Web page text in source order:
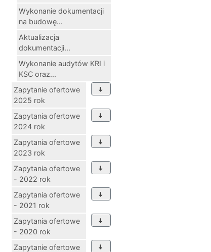
Wykonanie dokumentacji
na budowę...
Aktualizacja
dokumentacji...
Wykonanie audytów KRI i
KSC oraz...
Zapytanie ofertowe
2025 rok
Zapytania ofertowe
2024 rok
Zapytania ofertowe
2023 rok
Zapytania ofertowe
- 2022 rok
Zapytania ofertowe
- 2021 rok
Zapytania ofertowe
- 2020 rok
Zapytanie ofertowe